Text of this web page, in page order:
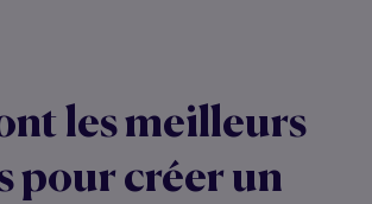
les meilleurs
pour créer un